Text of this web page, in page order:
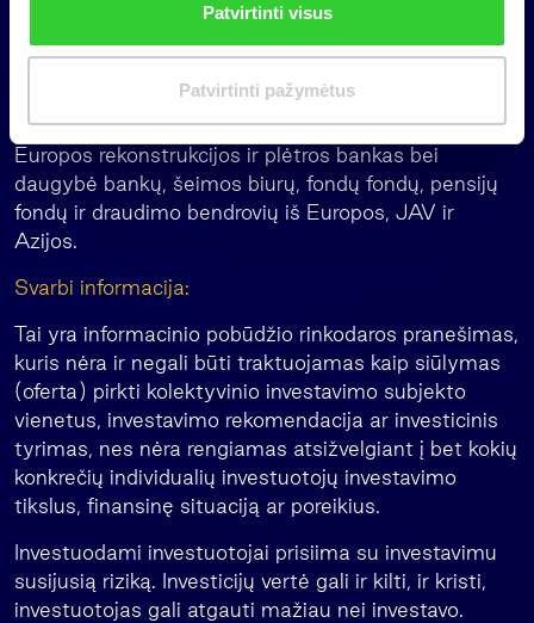
s
Patvirtinti visus
Patvirtinti pažymėtus
grupė pritraukė daugiau nei 1,2 mlrd. eurų
įsipareigojimų į penkis specializuotus augimo
investuotojai, tarp kurių yra Europos investicijų
fondas, Tarptautinė finansų korporacija (IFC),
Europos rekonstrukcijos ir plėtros bankas bei
daugybė bankų, šeimos biurų, fondų fondų, pensijų
fondų ir draudimo bendrovių iš Europos, JAV ir
Azijos.
Svarbi informacija:
Tai yra informacinio pobūdžio rinkodaros pranešimas,
kuris nėra ir negali būti traktuojamas kaip siūlymas
(oferta) pirkti kolektyvinio investavimo subjekto
vienetus, investavimo rekomendacija ar investicinis
tyrimas, nes nėra rengiamas atsižvelgiant į bet kokių
konkrečių individualių investuotojų investavimo
tikslus, finansinę situaciją ar poreikius.
Investuodami investuotojai prisiima su investavimu
susijusią riziką. Investicijų vertė gali ir kilti, ir kristi,
investuotojas gali atgauti mažiau nei investavo.